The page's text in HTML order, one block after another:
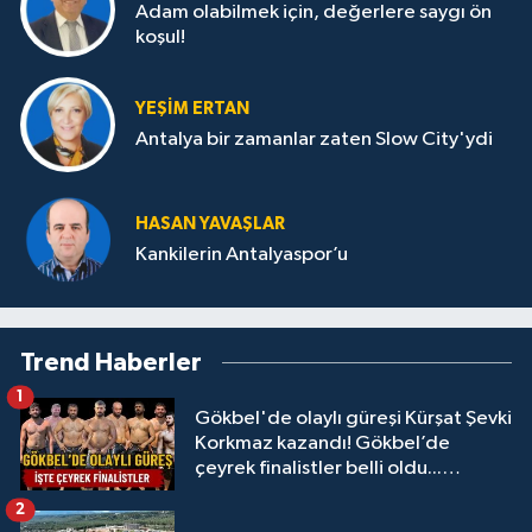
Adam olabilmek için, değerlere saygı ön
koşul!
YEŞIM ERTAN
Antalya bir zamanlar zaten Slow City'ydi
HASAN YAVAŞLAR
Kankilerin Antalyaspor’u
Trend Haberler
Gökbel'de olaylı güreşi Kürşat Şevki
Korkmaz kazandı! Gökbel’de
çeyrek finalistler belli oldu...
1
2